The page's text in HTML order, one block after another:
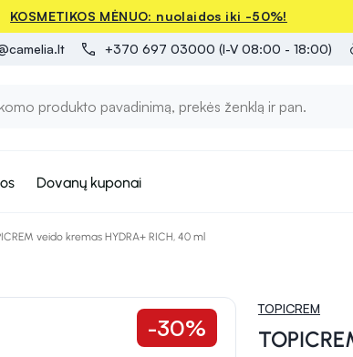
KOSMETIKOS MĖNUO: nuolaidos iki -50%!
+370 697 03000 (I-V 08:00 - 18:00)
Dovanų kuponai
veido kremas HYDRA+ RICH, 40 ml
-30%
TOPICREM